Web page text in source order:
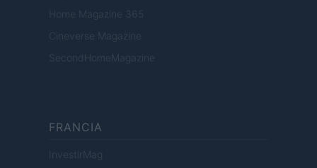
Home Magazine 365
Cineverse Magazine
SecondHomeMagazine
FRANCIA
InvestirMag